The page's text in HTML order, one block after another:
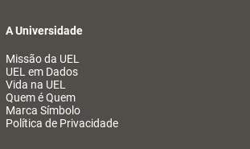
A Universidade
Missão da UEL
UEL em Dados
Vida na UEL
Quem é Quem
Marca Símbolo
Política de Privacidade